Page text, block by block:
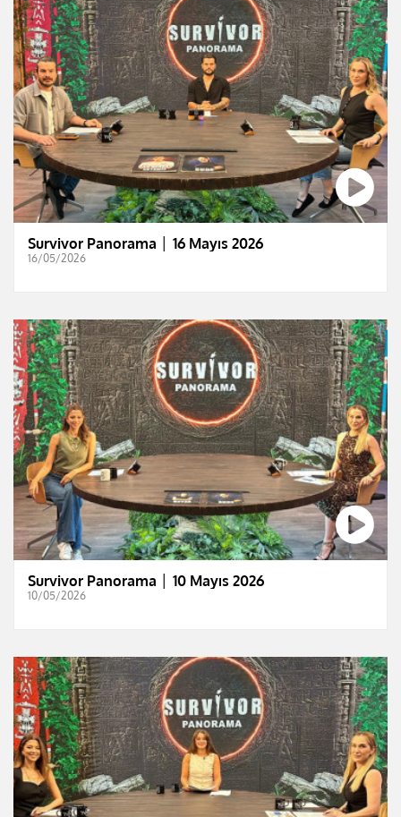
Survivor Panorama │ 16 Mayıs 2026
16/05/2026
Survivor Panorama │ 10 Mayıs 2026
10/05/2026